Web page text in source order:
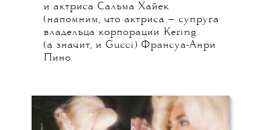
и актриса Сальма Хайек
(напомним, что актриса — супруга
владельца корпорации Kering
(а значит, и Gucci) Франсуа-Анри
Пино.